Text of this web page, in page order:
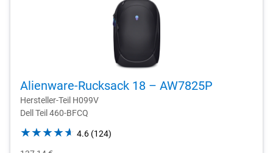
Alienware-Rucksack 18 – AW7825P
Hersteller-Teil H099V
Dell Teil 460-BFCQ
4.6 (124)